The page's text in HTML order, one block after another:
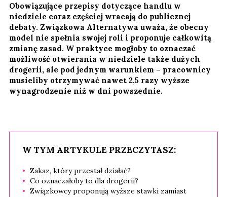
Obowiązujące przepisy dotyczące handlu w
niedziele coraz częściej wracają do publicznej
debaty. Związkowa Alternatywa uważa, że obecny
model nie spełnia swojej roli i proponuje całkowitą
zmianę zasad. W praktyce mogłoby to oznaczać
możliwość otwierania w niedziele także dużych
drogerii, ale pod jednym warunkiem – pracownicy
musieliby otrzymywać nawet 2,5 razy wyższe
wynagrodzenie niż w dni powszednie.
W TYM ARTYKULE PRZECZYTASZ:
Zakaz, który przestał działać?
Co oznaczałoby to dla drogerii?
Związkowcy proponują wyższe stawki zamiast